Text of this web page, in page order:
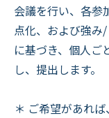
会議を行い、各参
点化、および強み
に基づき、個人ご
し、提出します。
＊ ご希望があれ